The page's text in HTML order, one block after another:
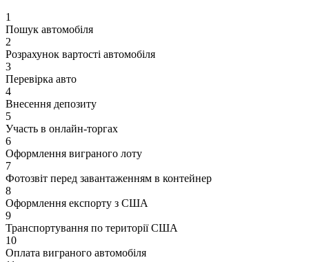
1
Пошук автомобіля
2
Розрахунок вартості автомобіля
3
Перевірка авто
4
Внесення депозиту
5
Участь в онлайн-торгах
6
Оформлення виграного лоту
7
Фотозвіт перед завантаженням в контейнер
8
Оформлення експорту з США
9
Транспортування по території США
10
Оплата виграного автомобіля